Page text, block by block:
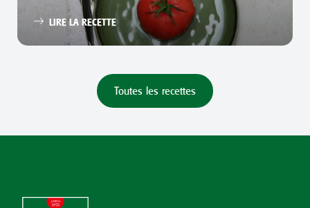
LIRE LA RECETTE
Toutes les recettes